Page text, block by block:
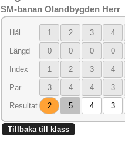
SM-banan Olandbygden Herr
Hål 1 2 3 4
Längd 0 0 0 0
Index 1 2 3 4
Par 3 4 4 3
Resultat 2 5 4 3
Tillbaka till klass